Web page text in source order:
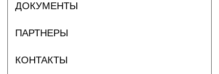
ДОКУМЕНТЫ
ПАРТНЕРЫ
КОНТАКТЫ